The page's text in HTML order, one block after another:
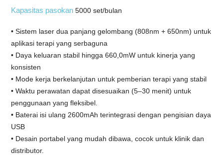
Kapasitas pasokan5000 set/bulan
• Sistem laser dua panjang gelombang (808nm + 650nm) untuk
aplikasi terapi yang serbaguna
• Daya keluaran stabil hingga 660,0mW untuk kinerja yang
konsisten
• Mode kerja berkelanjutan untuk pemberian terapi yang stabil
• Waktu perawatan dapat disesuaikan (5–30 menit) untuk
penggunaan yang fleksibel.
• Baterai isi ulang 2600mAh terintegrasi dengan pengisian daya
USB
• Desain portabel yang mudah dibawa, cocok untuk klinik dan
distributor.